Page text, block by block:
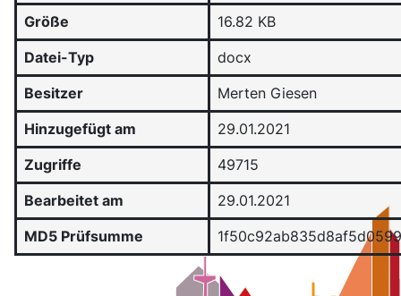
Größe
16.82 KB
Datei-Typ
docx
Besitzer
Merten Giesen
Hinzugefügt am
29.01.2021
Zugriffe
49715
Bearbeitet am
29.01.2021
MD5 Prüfsumme